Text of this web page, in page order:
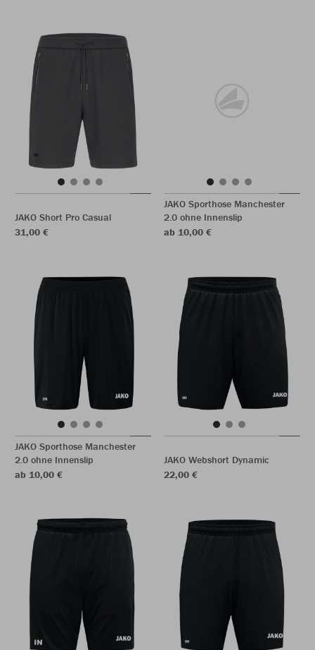
JAKO Short Pro Casual
31,00 €
JAKO Sporthose Manchester
2.0 ohne Innenslip
ab 10,00 €
JAKO Sporthose Manchester
2.0 ohne Innenslip
ab 10,00 €
JAKO Webshort Dynamic
22,00 €